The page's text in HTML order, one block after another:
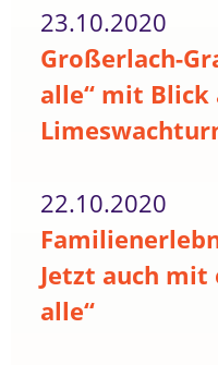
23.10.2020
Großerlach-
alle“ mit Blick
22.10.2020
Jetzt auch
alle“